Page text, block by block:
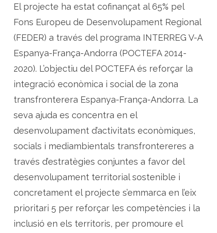
El projecte ha estat cofinançat al 65% pel
Fons Europeu de Desenvolupament Regional
(FEDER) a través del programa INTERREG V-A
Espanya-França-Andorra (POCTEFA 2014-
2020). L’objectiu del POCTEFA és reforçar la
integració econòmica i social de la zona
transfronterera Espanya-França-Andorra. La
seva ajuda es concentra en el
desenvolupament d’activitats econòmiques,
socials i mediambientals transfrontereres a
través d’estratègies conjuntes a favor del
desenvolupament territorial sostenible i
concretament el projecte s’emmarca en l’eix
prioritari 5 per reforçar les competències i la
inclusió en els territoris, per promoure el